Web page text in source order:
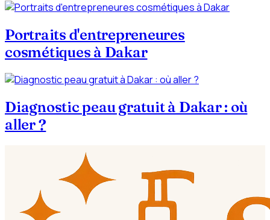
Portraits d'entrepreneures
cosmétiques à Dakar
Diagnostic peau gratuit à Dakar : où
aller ?